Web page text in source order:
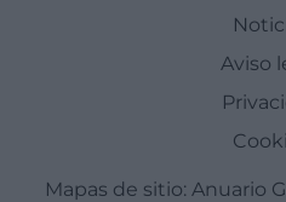
Aviso
Mapas de sitio: Anuario